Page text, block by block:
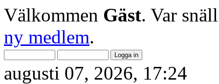
Välkommen Gäst. Var
ny medlem.
augusti 07, 2026, 17:24